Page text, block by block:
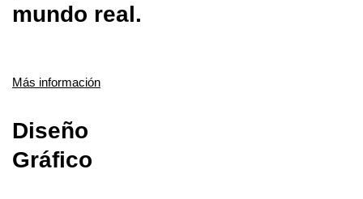
mundo real.
Más información
Diseño
Gráfico